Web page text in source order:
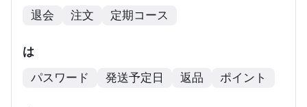
退会
注文 定期コース
は
パスワード
発送予定日 返品 ポイント